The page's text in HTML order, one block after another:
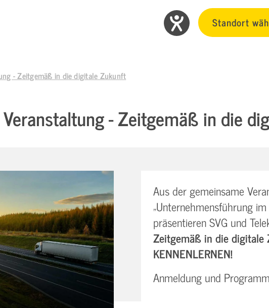
Standort
- Zeitgemäß in die digitale Zukunft
Veranstaltung - Zeitgemäß in die
Aus der gemeinsame
„Unternehmensführung
präsentieren SVG und
Zeitgemäß in die digitale
KENNENLERNEN!
Anmeldung und Programm